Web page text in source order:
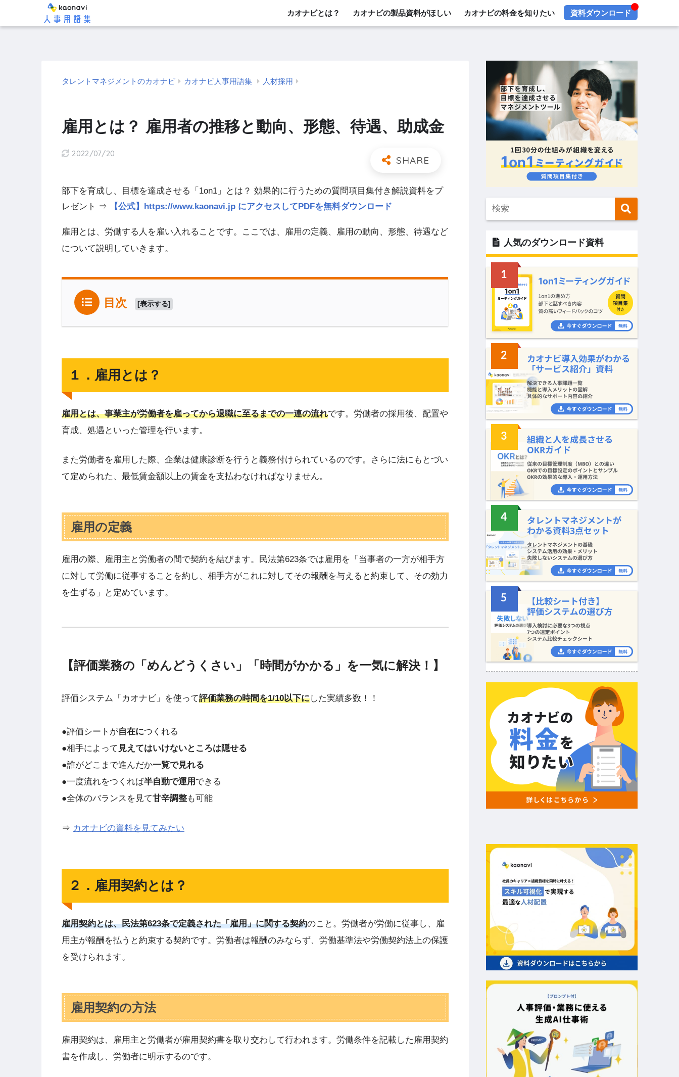
カオナビとは？ カオナビの製品資料がほしい カオナビの料金を知りたい 資料ダウンロード
タレントマネジメントのカオナビ カオナビ人事用語集 人材採用
雇用とは？ 雇用者の推移と動向、形態、待遇、助成金
2022/07/20
部下を育成し、目標を達成させる「1on1」とは？ 効果的に行うための質問項目集付き解説資料をプ
レゼント ⇒
【公式】https://www.kaonavi.jp にアクセスしてPDFを無料ダウンロード
雇用とは、労働する人を雇い入れることです。ここでは、雇用の定義、雇用の動向、形態、待遇など
について説明していきます。
目次 [表示する]
１．雇用とは？
雇用とは、事業主が労働者を雇ってから退職に至るまでの一連の流れです。労働者の採用後、配置や
育成、処遇といった管理を行います。
また労働者を雇用した際、企業は健康診断を行うと義務付けられているのです。さらに法にもとづい
て定められた、最低賃金額以上の賃金を支払わなければなりません。
雇用の定義
雇用の際、雇用主と労働者の間で契約を結びます。民法第623条では雇用を「当事者の一方が相手方
に対して労働に従事することを約し、相手方がこれに対してその報酬を与えると約束して、その効力
を生ずる」と定めています。
【評価業務の「めんどうくさい」「時間がかかる」を一気に解決！】
評価システム「カオナビ」を使って評価業務の時間を1/10以下にした実績多数！！
●評価シートが自在につくれる
●相手によって 見えてはいけないところは隠せる
●誰がどこまで進んだか一覧で見れる
●一度流れをつくれば半自動で運用 できる
●全体のバランスを見て甘辛調整も可能
⇒ カオナビの資料を見てみたい
２．雇用契約とは？
雇用契約とは、民法第623条で定義された「雇用」に関する契約のこと。労働者が労働に従事し、雇
用主が報酬を払うと約束する契約です。労働者は報酬のみならず、労働基準法や労働契約法上の保護
を受けられます。
雇用契約の方法
雇用契約は、雇用主と労働者が雇用契約書を取り交わして行われます。労働条件を記載した雇用契約
書を作成し、労働者に明示するのです。
人気のダウンロード資料